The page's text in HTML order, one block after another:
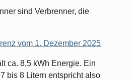
sind Verbrenner, die
vom 1. Dezember 2025
ca. 8,5 kWh Energie. Ein
bis 8 Litern entspricht also